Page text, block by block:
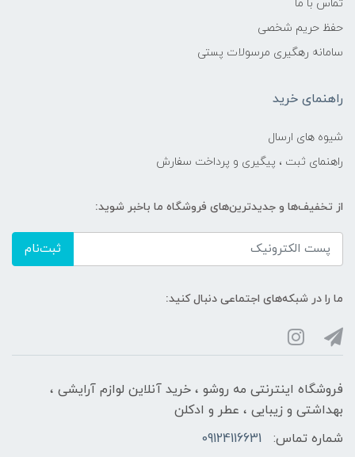
تماس با ما
حفظ حریم شخصی
سامانه رهگیری مرسولات پستی
راهنمای خرید
شیوه های ارسال
راهنمای ثبت ، پیگیری و پرداخت سفارش
از تخفیف‌ها و جدیدترین‌های فروشگاه ما باخبر شوید:
ثبت‌نام
ما را در شبکه‌های اجتماعی دنبال کنید:
فروشگاه اینترنتی مه‌ رو‌شو ، خرید آنلاین لوازم آرایشی ،
بهداشتی و زیبایی ، عطر و ادکلن
شماره تماس:
09124116631